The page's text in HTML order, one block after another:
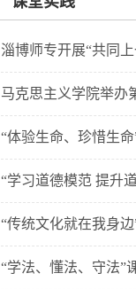
淄博师专开展“共同
马克思主义学院举办
“体验生命、珍惜生
“学习道德模范 提升
“传统文化就在我身
“学法、懂法、守法”